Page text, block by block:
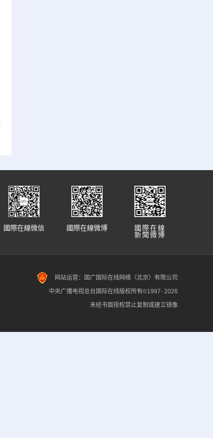
國際在線
新聞微博
國際在線微博
國際在線微信
网站运营：国广国际在线网络（北京）有限公司
中央广播电视总台国际在线版权所有©1997- 2026
未经书面授权禁止复制或建立镜像